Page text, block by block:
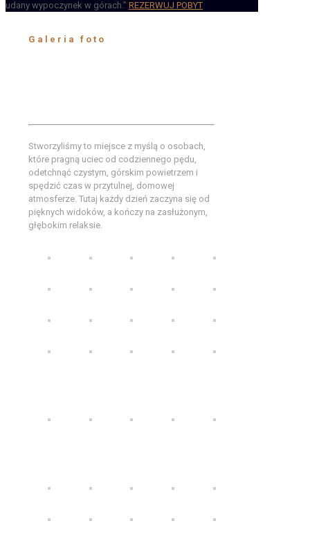
udany wypoczynek w górach.” REZERWUJ POBYT
Galeria foto
Stworzyliśmy to miejsce z myślą o osobach,
które pragną uciec od codziennego pędu,
odetchnąć czystym, górskim powietrzem i
spędzić czas w przytulnej, domowej
atmosferze. Tutaj każdy dzień zaczyna się od
pięknych widoków, a kończy na zasłużonym,
głębokim relaksie.